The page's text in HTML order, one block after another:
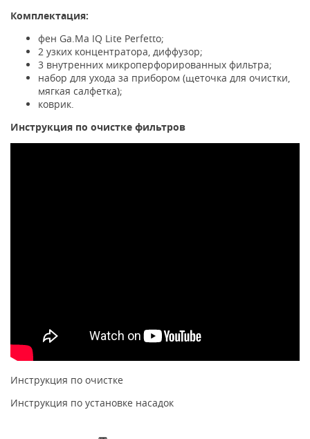
Комплектация:
фен Ga.Ma IQ Lite Perfetto;
2 узких концентратора, диффузор;
3 внутренних микроперфорированных фильтра;
набор для ухода за прибором (щеточка для очистки,
мягкая салфетка);
коврик.
Инструкция по очистке фильтров
Инструкция по очистке
Инструкция по установке насадок